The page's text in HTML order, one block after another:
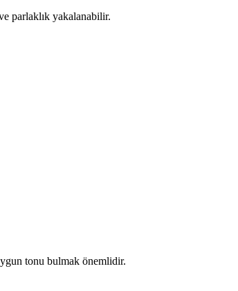
parlaklık yakalanabilir.
tonu bulmak önemlidir.